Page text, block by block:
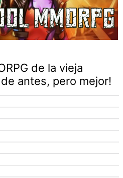
de la vieja
antes, pero mejor!